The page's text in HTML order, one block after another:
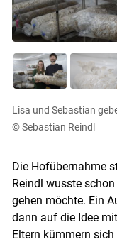
Lisa und Sebastian
© Sebastian Reindl
Die Hofübernahme
Reindl wusste
gehen möchte. Ein
dann auf die Idee
Eltern kümmern